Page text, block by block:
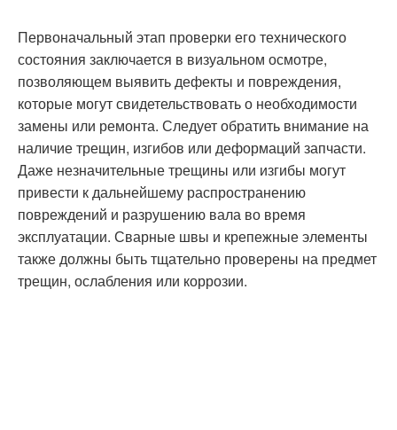
Первоначальный этап проверки его технического
состояния заключается в визуальном осмотре,
позволяющем выявить дефекты и повреждения,
которые могут свидетельствовать о необходимости
замены или ремонта. Следует обратить внимание на
наличие трещин, изгибов или деформаций запчасти.
Даже незначительные трещины или изгибы могут
привести к дальнейшему распространению
повреждений и разрушению вала во время
эксплуатации. Сварные швы и крепежные элементы
также должны быть тщательно проверены на предмет
трещин, ослабления или коррозии.